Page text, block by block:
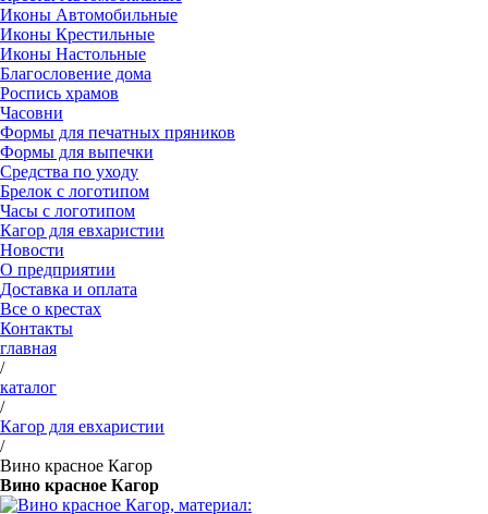
Иконы Автомобильные
Иконы Крестильные
Иконы Настольные
Благословение дома
Роспись храмов
Часовни
Формы для печатных пряников
Формы для выпечки
Средства по уходу
Брелок с логотипом
Часы с логотипом
Кагор для евхаристии
Новости
О предприятии
Доставка и оплата
Все о крестах
Контакты
главная
/
каталог
/
Кагор для евхаристии
/
Вино красное Кагор
Вино красное Кагор